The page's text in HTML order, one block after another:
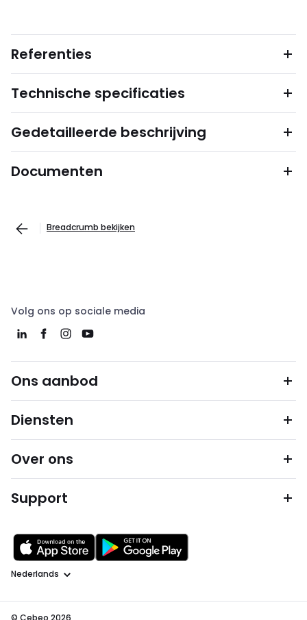
Referenties
Technische specificaties
Gedetailleerde beschrijving
Documenten
Breadcrumb bekijken
Volg ons op sociale media
Ons aanbod
Diensten
Over ons
Support
Taal
© Cebeo 2026